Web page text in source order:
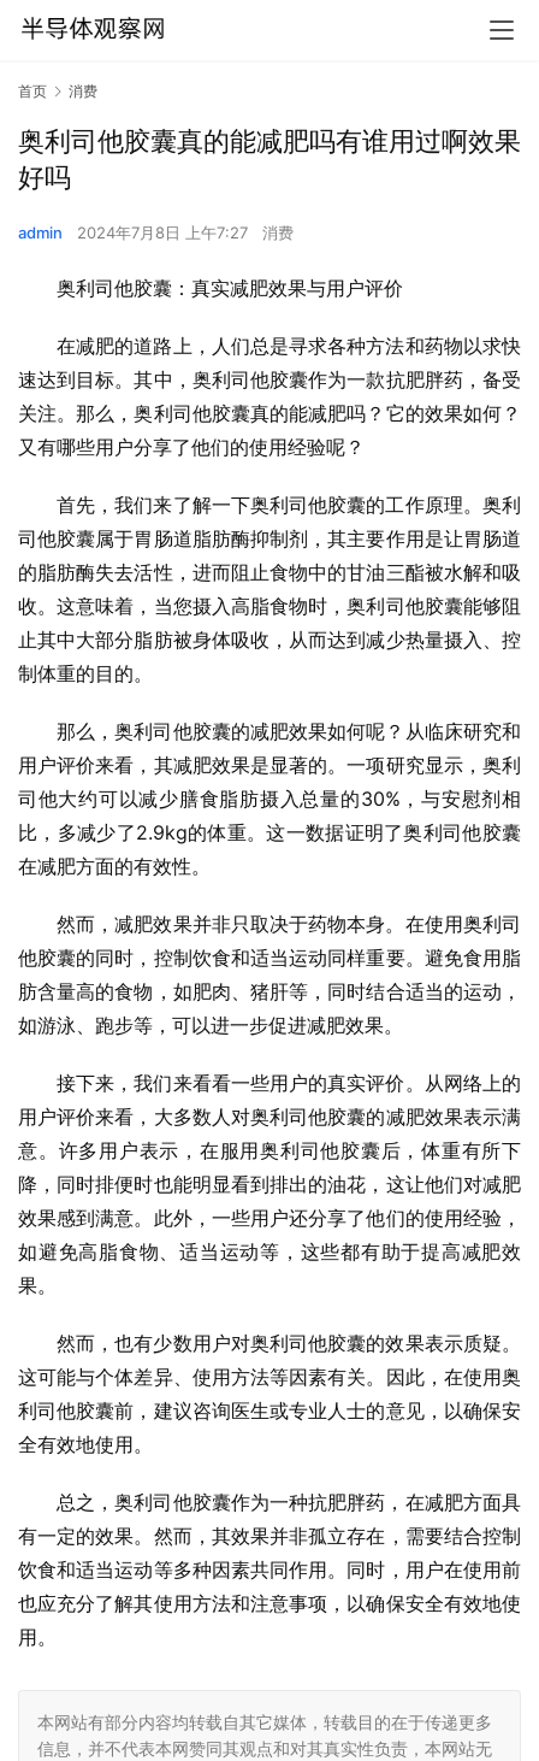
首页 消费
奥利司他胶囊真的能减肥吗有谁用过啊效果
好吗
admin 2024年7月8日 上午7:27 消费
奥利司他胶囊：真实减肥效果与用户评价
在减肥的道路上，人们总是寻求各种方法和药物以求快
速达到目标。其中，奥利司他胶囊作为一款抗肥胖药，备受
关注。那么，奥利司他胶囊真的能减肥吗？它的效果如何？
又有哪些用户分享了他们的使用经验呢？
首先，我们来了解一下奥利司他胶囊的工作原理。奥利
司他胶囊属于胃肠道脂肪酶抑制剂，其主要作用是让胃肠道
的脂肪酶失去活性，进而阻止食物中的甘油三酯被水解和吸
收。这意味着，当您摄入高脂食物时，奥利司他胶囊能够阻
止其中大部分脂肪被身体吸收，从而达到减少热量摄入、控
制体重的目的。
那么，奥利司他胶囊的减肥效果如何呢？从临床研究和
用户评价来看，其减肥效果是显著的。一项研究显示，奥利
司他大约可以减少膳食脂肪摄入总量的30%，与安慰剂相
比，多减少了2.9kg的体重。这一数据证明了奥利司他胶囊
在减肥方面的有效性。
然而，减肥效果并非只取决于药物本身。在使用奥利司
他胶囊的同时，控制饮食和适当运动同样重要。避免食用脂
肪含量高的食物，如肥肉、猪肝等，同时结合适当的运动，
如游泳、跑步等，可以进一步促进减肥效果。
接下来，我们来看看一些用户的真实评价。从网络上的
用户评价来看，大多数人对奥利司他胶囊的减肥效果表示满
意。许多用户表示，在服用奥利司他胶囊后，体重有所下
降，同时排便时也能明显看到排出的油花，这让他们对减肥
效果感到满意。此外，一些用户还分享了他们的使用经验，
如避免高脂食物、适当运动等，这些都有助于提高减肥效
果。
然而，也有少数用户对奥利司他胶囊的效果表示质疑。
这可能与个体差异、使用方法等因素有关。因此，在使用奥
利司他胶囊前，建议咨询医生或专业人士的意见，以确保安
全有效地使用。
总之，奥利司他胶囊作为一种抗肥胖药，在减肥方面具
有一定的效果。然而，其效果并非孤立存在，需要结合控制
饮食和适当运动等多种因素共同作用。同时，用户在使用前
也应充分了解其使用方法和注意事项，以确保安全有效地使
用。
本网站有部分内容均转载自其它媒体，转载目的在于传递更多
信息，并不代表本网赞同其观点和对其真实性负责，本网站无